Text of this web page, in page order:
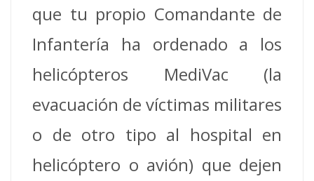
que tu propio Comandante de
Infantería ha ordenado a los
helicópteros MediVac (la
evacuación de víctimas militares
o de otro tipo al hospital en
helicóptero o avión) que dejen